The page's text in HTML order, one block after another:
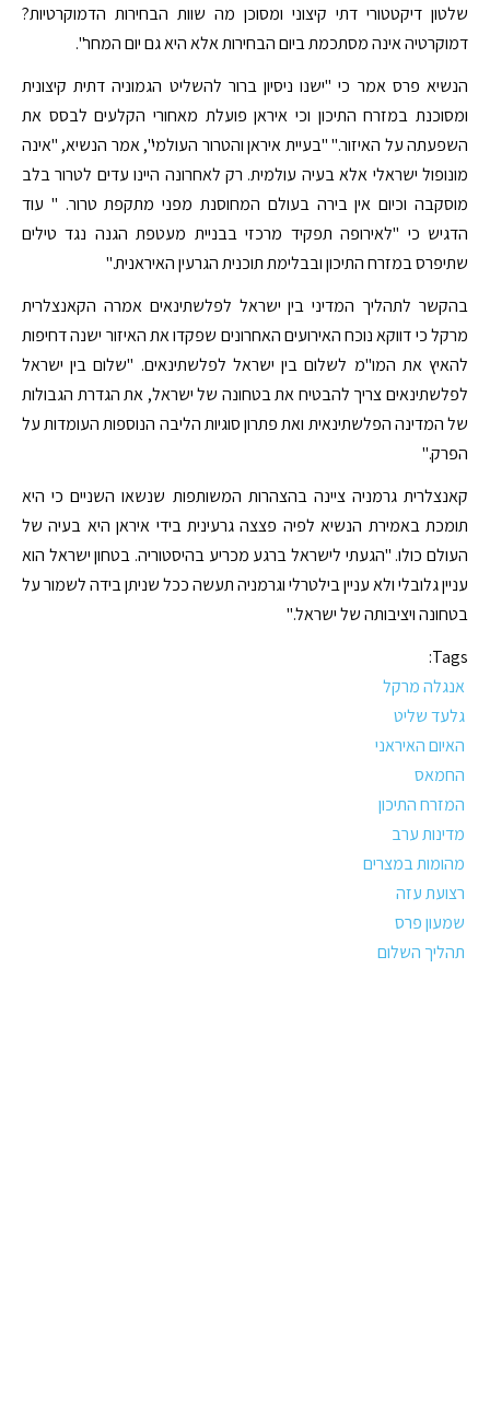
שלטון דיקטטורי דתי קיצוני ומסוכן מה שוות הבחירות הדמוקרטיות?
דמוקרטיה אינה מסתכמת ביום הבחירות אלא היא גם יום המחר".
הנשיא פרס אמר כי "ישנו ניסיון ברור להשליט הגמוניה דתית קיצונית
ומסוכנת במזרח התיכון וכי איראן פועלת מאחורי הקלעים לבסס את
השפעתה על האיזור." "בעיית איראן והטרור העולמי", אמר הנשיא, "אינה
מונופול ישראלי אלא בעיה עולמית. רק לאחרונה היינו עדים לטרור בלב
מוסקבה וכיום אין בירה בעולם המחוסנת מפני מתקפת טרור. " עוד
הדגיש כי "לאירופה תפקיד מרכזי בבניית מעטפת הגנה נגד טילים
שתיפרס במזרח התיכון ובבלימת תוכנית הגרעין האיראנית."
בהקשר לתהליך המדיני בין ישראל לפלשתינאים אמרה הקאנצלרית
מרקל כי דווקא נוכח האירועים האחרונים שפקדו את האיזור ישנה דחיפות
להאיץ את המו"מ לשלום בין ישראל לפלשתינאים. "שלום בין ישראל
לפלשתינאים צריך להבטיח את בטחונה של ישראל, את הגדרת הגבולות
של המדינה הפלשתינאית ואת פתרון סוגיות הליבה הנוספות העומדות על
הפרק."
קאנצלרית גרמניה ציינה בהצהרות המשותפות שנשאו השניים כי היא
תומכת באמירת הנשיא לפיה פצצה גרעינית בידי איראן היא בעיה של
העולם כולו. "הגעתי לישראל ברגע מכריע בהיסטוריה. בטחון ישראל הוא
עניין גלובלי ולא עניין בילטרלי וגרמניה תעשה ככל שניתן בידה לשמור על
בטחונה ויציבותה של ישראל."
Tags:
אנגלה מרקל
גלעד שליט
האיום האיראני
החמאס
המזרח התיכון
מדינות ערב
מהומות במצרים
רצועת עזה
שמעון פרס
תהליך השלום